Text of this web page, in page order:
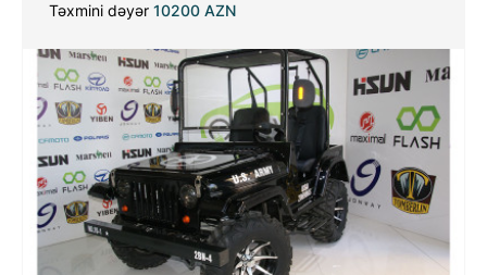
Təxmini dəyər 10200 AZN